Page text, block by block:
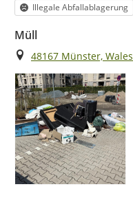
Kategorie
Illegale Abfallablagerung
Müll
Ort
48167 Münster,